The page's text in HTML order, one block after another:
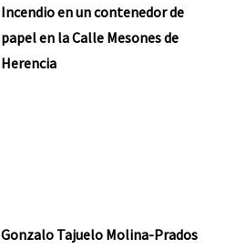
Incendio en un contenedor de
papel en la Calle Mesones de
Herencia
Gonzalo Tajuelo Molina-Prados